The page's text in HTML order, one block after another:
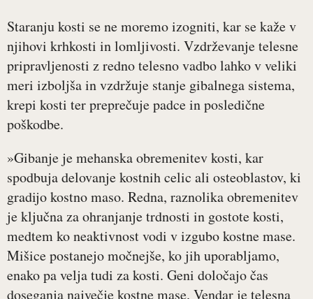
Staranju kosti se ne moremo izogniti, kar se kaže v
njihovi krhkosti in lomljivosti. Vzdrževanje telesne
pripravljenosti z redno telesno vadbo lahko v veliki
meri izboljša in vzdržuje stanje gibalnega sistema,
krepi kosti ter preprečuje padce in posledične
poškodbe.
»Gibanje je mehanska obremenitev kosti, kar
spodbuja delovanje kostnih celic ali osteoblastov, ki
gradijo kostno maso. Redna, raznolika obremenitev
je ključna za ohranjanje trdnosti in gostote kosti,
medtem ko neaktivnost vodi v izgubo kostne mase.
Mišice postanejo močnejše, ko jih uporabljamo,
enako pa velja tudi za kosti. Geni določajo čas
doseganja največje kostne mase. Vendar je telesna